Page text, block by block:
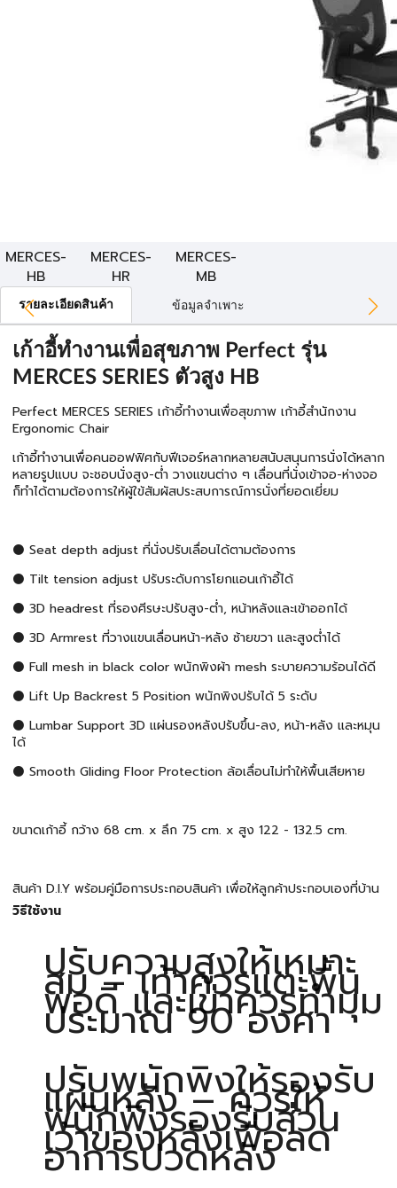
MERCES-
HB
MERCES-
HR
MERCES-
MB
รายละเอียดสินค้า ข้อมูลจำเพาะ
เก้าอี้ทำงานเพื่อสุขภาพ Perfect รุ่น
MERCES SERIES ตัวสูง HB
Perfect MERCES SERIES เก้าอี้ทำงานเพื่อสุขภาพ เก้าอี้สำนักงาน
Ergonomic Chair
เก้าอี้ทำงานเพื่อคนออฟฟิศกับฟีเจอร์หลากหลายสนับสนุนการนั่งได้หลาก
หลายรูปแบบ จะชอบนั่งสูง-ต่ำ วางแขนต่าง ๆ เลื่อนที่นั่งเข้าจอ-ห่างจอ
ก็ทำได้ตามต้องการให้ผู้ใข้สัมผัสประสบการณ์การนั่งที่ยอดเยี่ยม
⚫ Seat depth adjust ที่นั่งปรับเลื่อนได้ตามต้องการ
⚫ Tilt tension adjust ปรับระดับการโยกแอนเก้าอี้ได้
⚫ 3D headrest ที่รองศีรษะปรับสูง-ต่ำ, หน้าหลังและเข้าออกได้
⚫ 3D Armrest ที่วางแขนเลื่อนหน้า-หลัง ซ้ายขวา และสูงต่ำได้
⚫ Full mesh in black color พนักพิงผ้า mesh ระบายความร้อนได้ดี
⚫ Lift Up Backrest 5 Position พนักพิงปรับได้ 5 ระดับ
⚫ Lumbar Support 3D แผ่นรองหลังปรับขึ้น-ลง, หน้า-หลัง และหมุน
ได้
⚫ Smooth Gliding Floor Protection ล้อเลื่อนไม่ทำให้พื้นเสียหาย
ขนาดเก้าอี้ กว้าง 68 cm. x ลึก 75 cm. x สูง 122 - 132.5 cm.
สินค้า D.I.Y พร้อมคู่มือการประกอบสินค้า เพื่อให้ลูกค้าประกอบเองที่บ้าน
วิธีใช้งาน
ปรับความสูงให้เหมาะ
สม – เท้าควรแตะพื้น
พอดี และเข่าควรทำมุม
ประมาณ 90 องศา
ปรับพนักพิงให้รองรับ
แผ่นหลัง – ควรให้
พนักพิงรองรับส่วน
เว้าของหลังเพื่อลด
อาการปวดหลัง